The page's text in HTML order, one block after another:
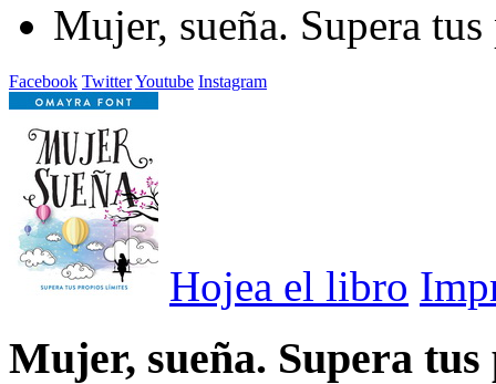
Mujer, sueña. Supera
Facebook TwitterYoutube Instagram
Hojea el libro
Mujer, sueña. Supera